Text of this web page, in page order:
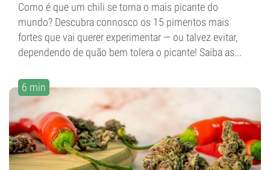
Como é que um chili se torna o mais picante do
mundo? Descubra connosco os 15 pimentos mais
fortes que vai querer experimentar — ou talvez evitar,
dependendo de quão bem tolera o picante! Saiba as...
6 min